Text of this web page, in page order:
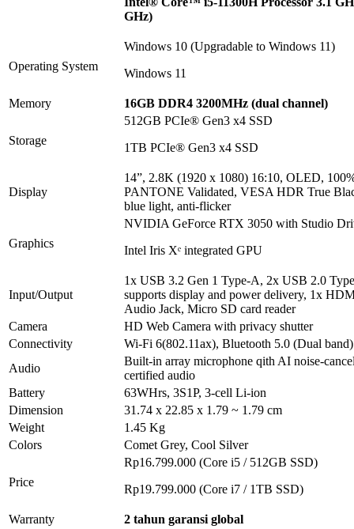
GHz)
Operating System
Windows 10 (Upgradable to Windows 11)
Windows 11
Memory 16GB DDR4 3200MHz (dual channel)
Storage
512GB PCIe® Gen3 x4 SSD
1TB PCIe® Gen3 x4 SSD
Display
14”, 2.8K (1920 x 1080) 16:10, OLED,
PANTONE Validated, VESA HDR True
blue light, anti-flicker
Graphics
NVIDIA GeForce RTX 3050 with Studio
Intel Iris Xᵉ integrated GPU
Input/Output
1x USB 3.2 Gen 1 Type-A, 2x USB 2.0
supports display and power delivery, 1x
Audio Jack, Micro SD card reader
Camera
HD Web Camera with privacy shutter
Connectivity
Wi-Fi 6(802.11ax), Bluetooth 5.0 (Dual
Audio
Built-in array microphone qith AI noise-
certified audio
Battery
63WHrs, 3S1P, 3-cell Li-ion
Dimension
31.74 x 22.85 x 1.79 ~ 1.79 cm
Weight
1.45 Kg
Colors
Comet Grey, Cool Silver
Price
Rp16.799.000 (Core i5 / 512GB SSD)
Rp19.799.000 (Core i7 / 1TB SSD)
Warranty 2 tahun garansi global